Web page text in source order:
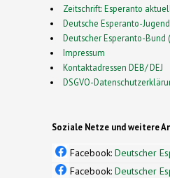
Zeitschrift: Esperanto aktuell
Deutsche Esperanto-Jugend
Deutscher Esperanto-Bund
Impressum
Kontaktadressen DEB/ DEJ
DSGVO-
Soziale Netze und weitere
Facebook: Deutscher
Facebook: Deutscher